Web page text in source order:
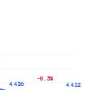
4 426 4 412
-0.3%